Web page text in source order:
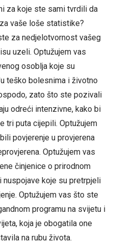
za koje ste sami tvrdili da
vaše loše statistike?
za nedjelotvornost vašeg
uzeli. Optužujem vas
osoblja koje su
teško bolesnima i životno
zato što ste pozivali
odreći intenzivne, kako bi
tri puta cijepili. Optužujem
povjerenje u provjerena
Optužujem vas
činjenice o prirodnom
koje su pretrpjeli
Optužujem vas što ste
programu na svijetu i
koja je obogatila one
na rubu života.